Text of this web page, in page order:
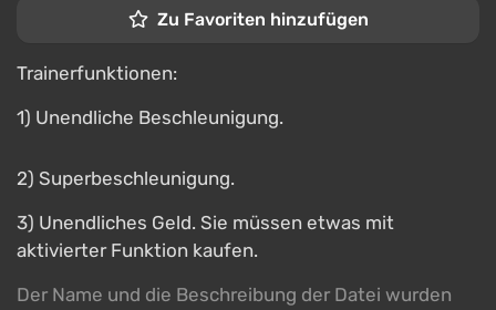
Zu Favoriten hinzufügen
Trainerfunktionen:
1) Unendliche Beschleunigung.
2) Superbeschleunigung.
3) Unendliches Geld. Sie müssen etwas mit
aktivierter Funktion kaufen.
Der Name und die Beschreibung der Datei wurden